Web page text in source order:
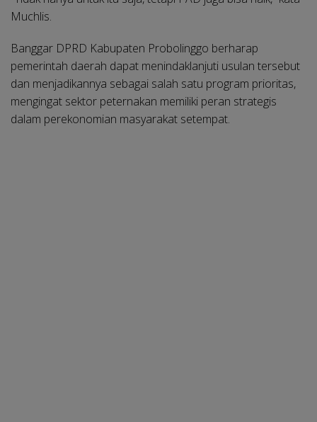
Muchlis.
Banggar DPRD Kabupaten Probolinggo berharap
pemerintah daerah dapat menindaklanjuti usulan tersebut
dan menjadikannya sebagai salah satu program prioritas,
mengingat sektor peternakan memiliki peran strategis
dalam perekonomian masyarakat setempat.